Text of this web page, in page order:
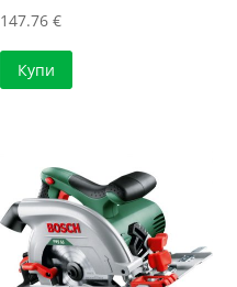
147.76€
Купи